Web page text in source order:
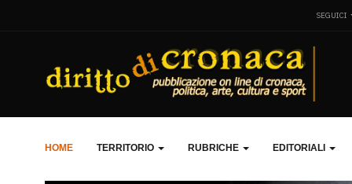
SEGUICI
HOME TERRITORIO RUBRICHE EDITORIALI